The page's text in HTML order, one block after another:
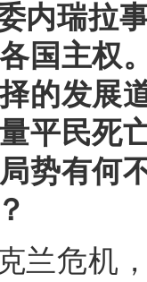
内瑞拉
国主权
的发展
平民死
势有何
兰危机